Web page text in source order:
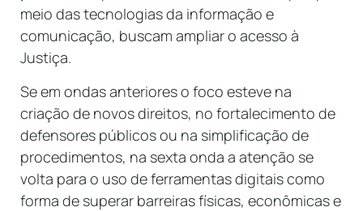
meio das tecnologias da informação e
comunicação, buscam ampliar o acesso à
Justiça.
Se em ondas anteriores o foco esteve na
criação de novos direitos, no fortalecimento de
defensores públicos ou na simplificação de
procedimentos, na sexta onda a atenção se
volta para o uso de ferramentas digitais como
forma de superar barreiras físicas, econômicas e